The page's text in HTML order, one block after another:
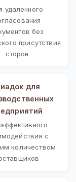
удаленного
без
присутствия
сторон
для
с
количеством